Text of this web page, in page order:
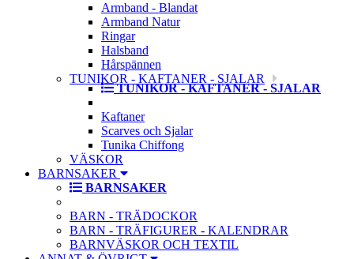
Armband - Blandat
Armband Natur
Ringar
Halsband
Hårspännen
TUNIKOR - KAFTANER - SJALAR
TUNIKOR - KAFTANER - SJALAR
Kaftaner
Scarves och Sjalar
Tunika Chiffong
VÄSKOR
BARNSAKER
BARNSAKER
BARN - TRÄDOCKOR
BARN - TRÄFIGURER - KALENDRAR
BARNVÄSKOR OCH TEXTIL